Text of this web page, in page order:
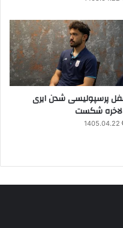
پرسپولیسی شدن ایری
شکست
1405.04.22